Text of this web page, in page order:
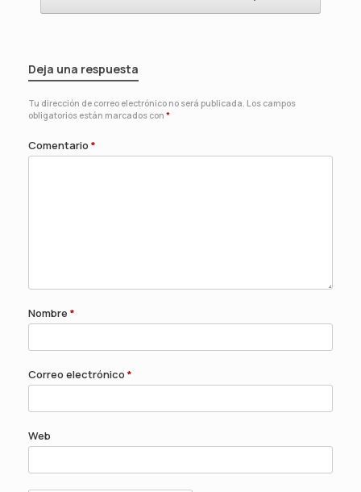
Deja una respuesta
Tu dirección de correo electrónico no será publicada. Los campos
obligatorios están marcados con *
Comentario *
Nombre *
Correo electrónico *
Web